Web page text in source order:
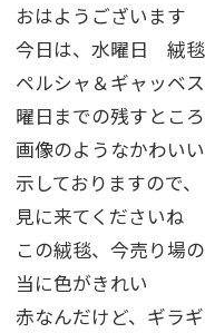
おはようございます
今日は、水曜日 絨
ペルシャ＆ギャッベ
曜日までの残すとこ
画像のようなかわい
示しておりますので、
見に来てくださいね
この絨毯、今売り場
当に色がきれい
赤なんだけど、ギラ